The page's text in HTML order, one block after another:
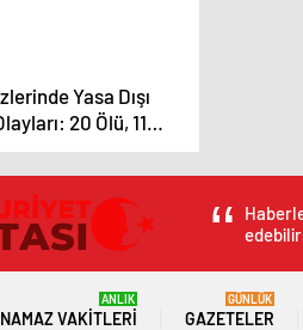
Yasa Dışı
20 Ölü, 11
977 Sağ
NAMAZ VAKITLERI
ANLIK
GAZETELER
GÜNLÜK